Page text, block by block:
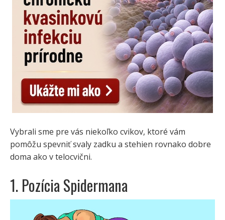
Vybrali sme pre vás niekoľko cvikov, ktoré vám
pomôžu spevniť svaly zadku a stehien rovnako dobre
doma ako v telocvični.
1. Pozícia Spidermana